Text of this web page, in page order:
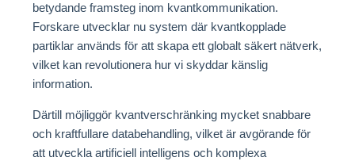
betydande framsteg inom kvantkommunikation.
Forskare utvecklar nu system där kvantkopplade
partiklar används för att skapa ett globalt säkert nätverk,
vilket kan revolutionera hur vi skyddar känslig
information.
Därtill möjliggör kvantverschränking mycket snabbare
och kraftfullare databehandling, vilket är avgörande för
att utveckla artificiell intelligens och komplexa